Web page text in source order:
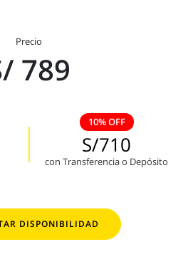
Precio
789
10% OFF
S/710
con Transferencia o Depósito
DISPONIBILIDAD